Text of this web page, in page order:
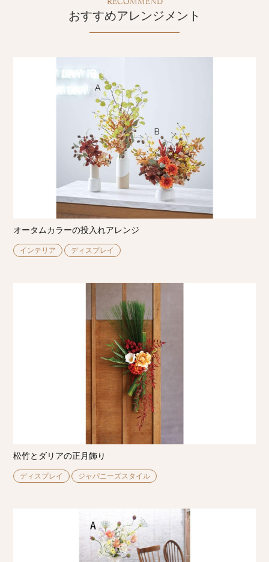
おすすめアレンジメント
オータムカラーの投入れアレンジ
インテリア ディスプレイ
松竹とダリアの正月飾り
ディスプレイ ジャパニーズスタイル